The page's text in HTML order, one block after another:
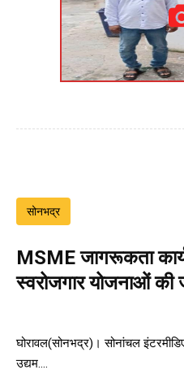
सोनभद्र
MSME जागरूकता
स्वरोजगार योजनाओं की
घोरावल(सोनभद्र)। सोनांचल
उद्यम....